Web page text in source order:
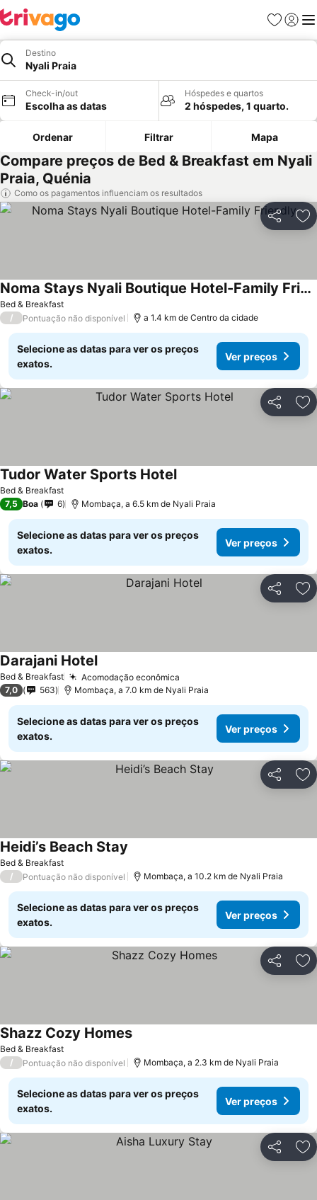
Favoritos
Iniciar
Destino
Nyali Praia
Check-in/out
Escolha as datas
Hóspedes e quartos
2 hóspedes, 1 quarto.
Ordenar Filtrar Mapa
Compare preços de Bed & Breakfast em Nyali
Praia, Quénia
Como os pagamentos influenciam os resultados
Partilhar
Bed & Breakfast
Noma Stays Nyali Boutique Hotel-Family Friendly
/ Pontuação não disponível a 1.4 km de Centro da cidade
Selecione as datas para ver os preços
exatos.
Ver preços
Partilhar
Bed & Breakfast
Tudor Water Sports Hotel
7,5 Boa 6 Mombaça, a 6.5 km de Nyali Praia
Selecione as datas para ver os preços
exatos.
Ver preços
Partilhar
Bed & Breakfast Acomodação econômica
Darajani Hotel
7,0 563 Mombaça, a 7.0 km de Nyali Praia
Selecione as datas para ver os preços
exatos.
Ver preços
Partilhar
Bed & Breakfast
Heidi’s Beach Stay
/ Pontuação não disponível Mombaça, a 10.2 km de Nyali Praia
Selecione as datas para ver os preços
exatos.
Ver preços
Partilhar
Bed & Breakfast
Shazz Cozy Homes
/ Pontuação não disponível Mombaça, a 2.3 km de Nyali Praia
Selecione as datas para ver os preços
exatos.
Ver preços
Partilhar